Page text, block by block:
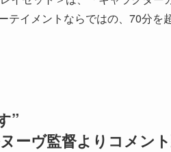
テイメントならではの、70分
”
ーヴ監督よりコメント